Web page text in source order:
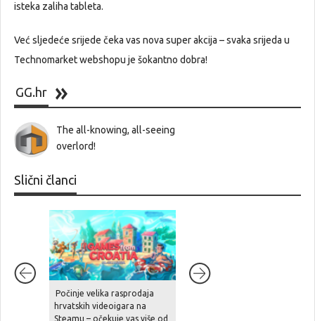
isteka zaliha tableta.
Već sljedeće srijede čeka vas nova super akcija – svaka srijeda u
Technomarket webshopu je šokantno dobra!
GG.hr
The all-knowing, all-seeing
overlord!
Slični članci
Počinje velika rasprodaja
hrvatskih videoigara na
Steamu – očekuje vas više od